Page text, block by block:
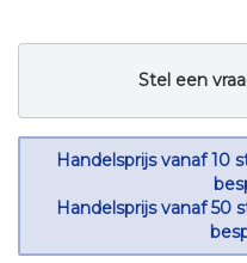
Stel een
Handelsprijs vanaf 10
Handelsprijs vanaf 50